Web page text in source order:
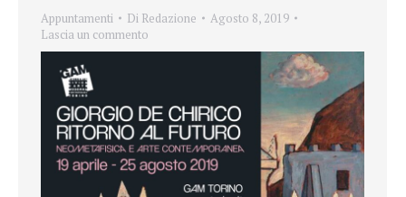
Appuntamenti Di Redazione
Agosto 8, 2019
Lascia un commento